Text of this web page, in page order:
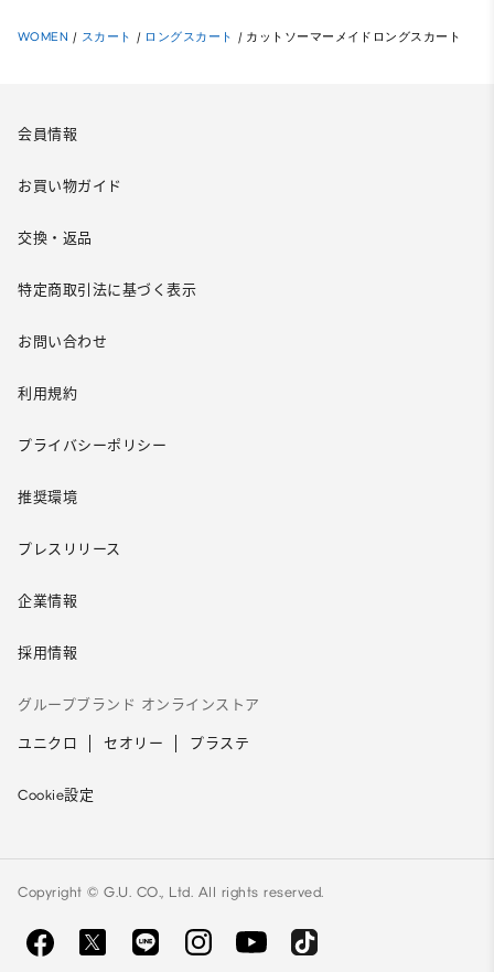
WOMEN / スカート / ロングスカート / カットソーマーメイドロングスカート
会員情報
お買い物ガイド
交換・返品
特定商取引法に基づく表示
お問い合わせ
利用規約
プライバシーポリシー
推奨環境
プレスリリース
企業情報
採用情報
グループブランド オンラインストア
ユニクロ セオリー プラステ
Cookie設定
Copyright © G.U. CO., Ltd. All rights reserved.